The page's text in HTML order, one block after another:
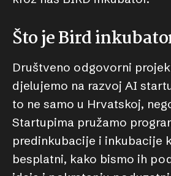
Što je Bird
Društveno odgovorni
djelujemo na razvoj AI
to ne samo u Hrvatskoj,
Startupima pružamo
predinkubacije i inkubacije
besplatni, kako bismo ih